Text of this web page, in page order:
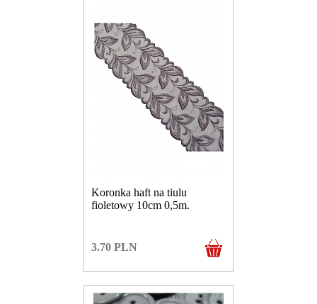
Koronka haft na tiulu
fioletowy 10cm 0,5m.
3.70 PLN